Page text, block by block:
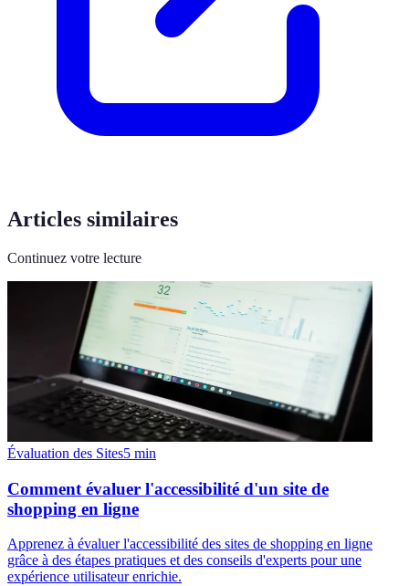
Articles similaires
Continuez votre lecture
Évaluation des Sites5 min
Comment évaluer l'accessibilité d'un site de
shopping en ligne
Apprenez à évaluer l'accessibilité des sites de shopping en ligne
grâce à des étapes pratiques et des conseils d'experts pour une
expérience utilisateur enrichie.